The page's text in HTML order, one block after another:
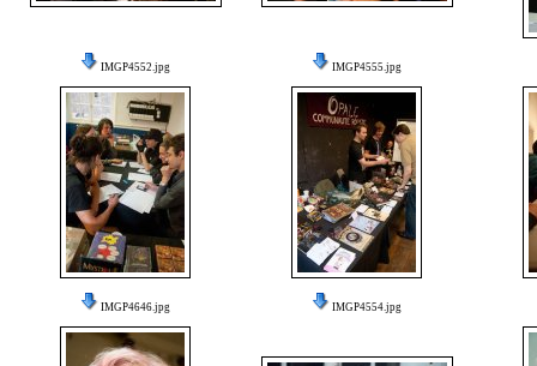
IMGP4552.jpg IMGP4555.jpg
IMGP4646.jpg IMGP4554.jpg